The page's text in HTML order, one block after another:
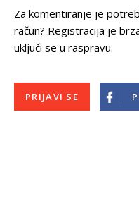
Za komentiranje je
račun? Registracija je
uključi se u raspravu.
PRIJAVI SE